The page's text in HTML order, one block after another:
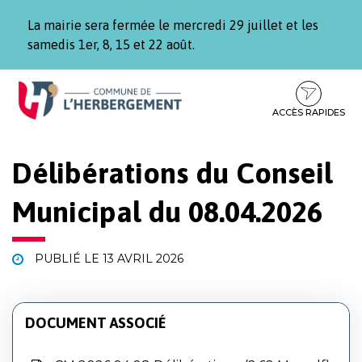
La mairie sera fermée le mercredi 29 juillet et les
samedis 1er, 8, 15 et 22 août.
Aller
Aller
contenu
Aller
pied
ACCÈS RAPIDES
Délibérations du Conseil
Municipal du 08.04.2026
PUBLIÉ LE 13 AVRIL 2026
DOCUMENT ASSOCIÉ